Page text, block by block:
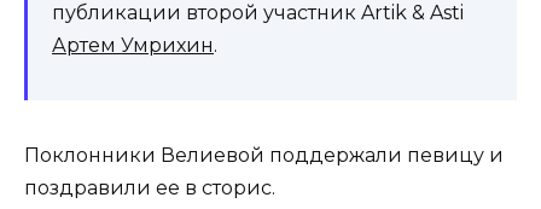
публикации второй участник Artik & Asti
Артем Умрихин.
Поклонники Велиевой поддержали певицу и
поздравили ее в сторис.